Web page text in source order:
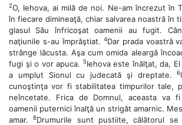
2O, Iehova, ai milă de noi. Ne-am încrezut în
în fiecare dimineaţă, chiar salvarea noastră în
glasul Său înfricoşat oamenii au fugit.
naţiunile s-au împrăştiat. 4Dar prada voastră
strânge lăcusta. Aşa cum omida aleargă
fugi şi o vor apuca. 5Iehova este înălţat, da,
a umplut Sionul cu judecată şi dreptate.6
cunoştinţa vor fi stabilitatea timpurilor tale,
neîncetate. Frica de Domnul, aceasta va
oamenii puternici înalţă un strigăt amarnic.
amar.8Drumurile sunt pustiite, călătorul